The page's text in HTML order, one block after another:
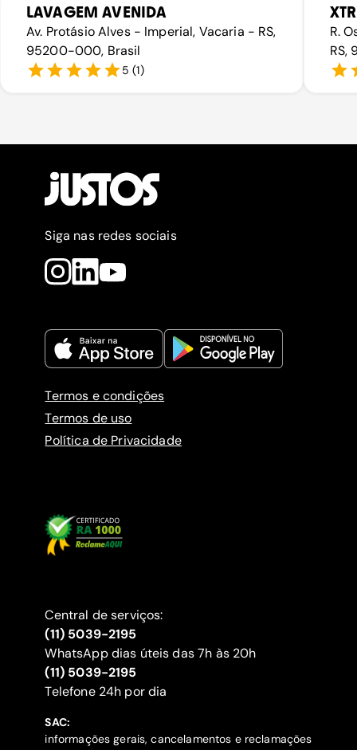
LAVAGEM AVENIDA
Av. Protásio Alves - Imperial, Vacaria - RS,
95200-000, Brasil
5 (1)
R.
RS,
Siga nas redes sociais
Termos e condições
Termos de uso
Política de Privacidade
Central de serviços:
(11) 5039-2195
WhatsApp dias úteis das 7h às 20h
(11) 5039-2195
‍Telefone 24h por dia
SAC:
informações gerais, cancelamentos e reclamações